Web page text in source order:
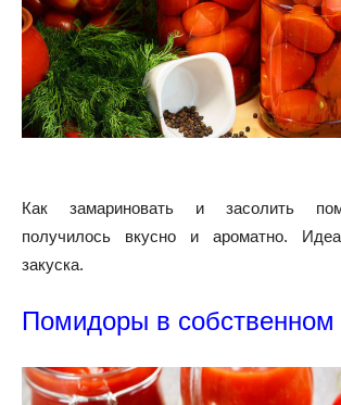
Как замариновать и засолить
получилось вкусно и ароматно.
закуска.
Помидоры в собственном